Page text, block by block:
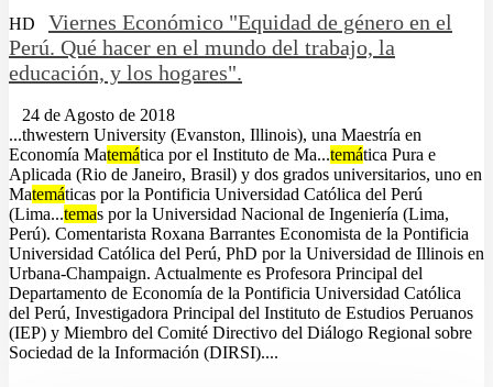
HD
Viernes Económico "Equidad de género en el
Perú. Qué hacer en el mundo del trabajo, la
educación, y los hogares".
24 de Agosto de 2018
...thwestern University (Evanston, Illinois), una Maestría en
Economía Matemática por el Instituto de Ma...temática Pura e
Aplicada (Rio de Janeiro, Brasil) y dos grados universitarios, uno en
Matemáticas por la Pontificia Universidad Católica del Perú
(Lima...temas por la Universidad Nacional de Ingeniería (Lima,
Perú). Comentarista Roxana Barrantes Economista de la Pontificia
Universidad Católica del Perú, PhD por la Universidad de Illinois en
Urbana-Champaign. Actualmente es Profesora Principal del
Departamento de Economía de la Pontificia Universidad Católica
del Perú, Investigadora Principal del Instituto de Estudios Peruanos
(IEP) y Miembro del Comité Directivo del Diálogo Regional sobre
Sociedad de la Información (DIRSI)....